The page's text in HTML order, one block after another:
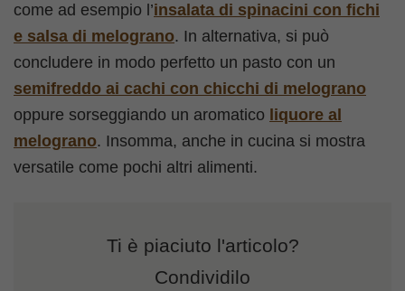
come ad esempio l’insalata di spinacini con fichi
e salsa di melograno. In alternativa, si può
concludere in modo perfetto un pasto con un
semifreddo ai cachi con chicchi di melograno
oppure sorseggiando un aromatico liquore al
melograno. Insomma, anche in cucina si mostra
versatile come pochi altri alimenti.
Ti è piaciuto l'articolo?
Condividilo